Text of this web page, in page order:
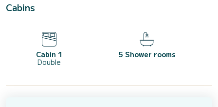
Cabins
Cabin 1
Double
5 Shower rooms